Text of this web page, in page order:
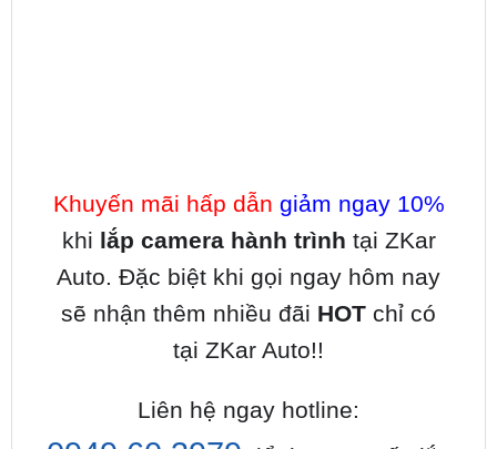
Auto. Đặc biệt khi gọi ngay hôm nay
sẽ nhận thêm nhiều đãiHOTchỉ có
tại ZKar Auto!!
Liên hệ ngay hotline:
0949.60.3979
để được tư vấn lắp
đặt tận nơi miễn phí